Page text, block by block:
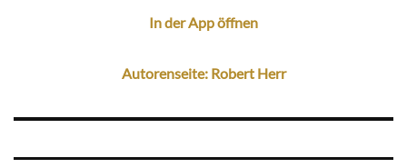
In der App öffnen
Autorenseite: Robert Herr